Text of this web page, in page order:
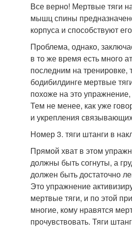
Все верно! Мертвые тяги
мышц спины
корпуса и способствуют
Проблема, однако,
в то же время есть много
последним на тренировке,
бодибилдинге мертвые
похоже на это
Тем не менее, как уже
и укрепления
Номер 3. тяги штанги в
Прямой хват в этом
должны быть согнуты, а
должен быть достаточно
Это упражнение
мертвые тяги, и по этой
многие, кому нравятся
прочувствовать. Тяги